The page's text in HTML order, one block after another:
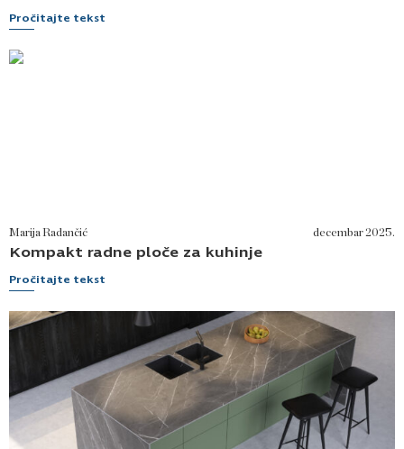
Pročitajte tekst
Marija Radančić decembar 2025.
Kompakt radne ploče za kuhinje
Pročitajte tekst